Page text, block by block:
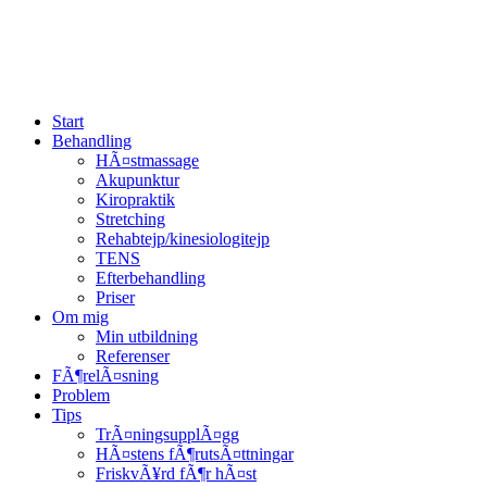
Start
Behandling
HÃ¤stmassage
Akupunktur
Kiropraktik
Stretching
Rehabtejp/kinesiologitejp
TENS
Efterbehandling
Priser
Om mig
Min utbildning
Referenser
FÃ¶relÃ¤sning
Problem
Tips
TrÃ¤ningsupplÃ¤gg
HÃ¤stens fÃ¶rutsÃ¤ttningar
FriskvÃ¥rd fÃ¶r hÃ¤st